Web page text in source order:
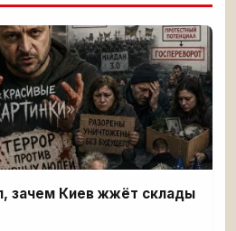
зачем Киев жжёт склады